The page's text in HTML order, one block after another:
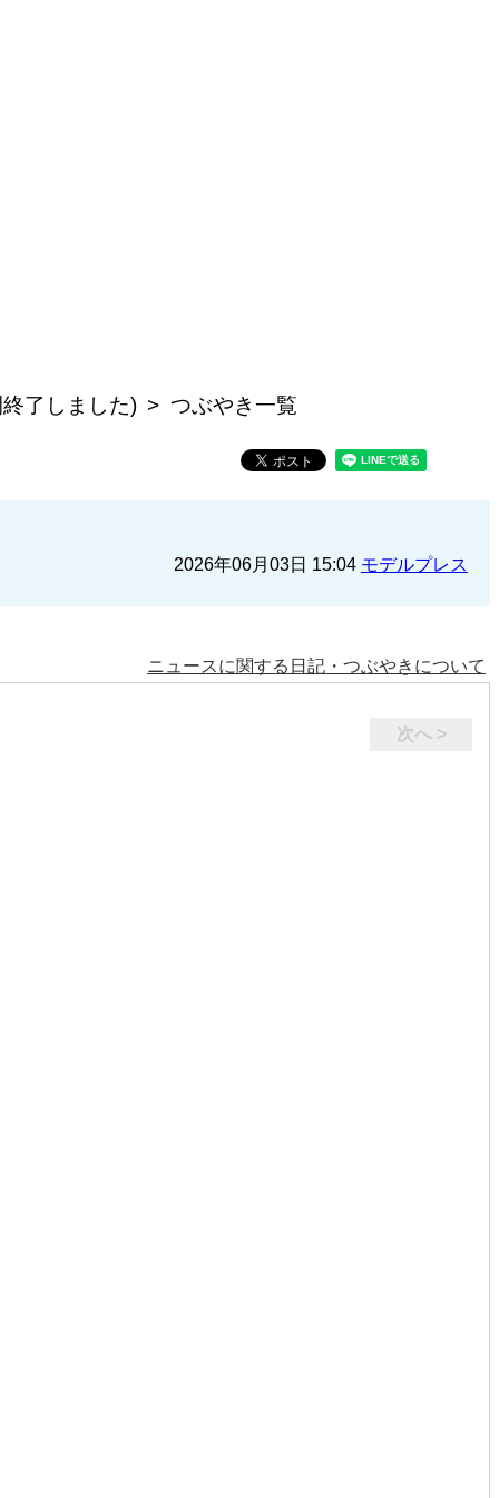
了しました) つぶやき一覧
2026年06月03日 15:04 モデルプレス
ニュースに関する日記・つぶやきについて
次へ >